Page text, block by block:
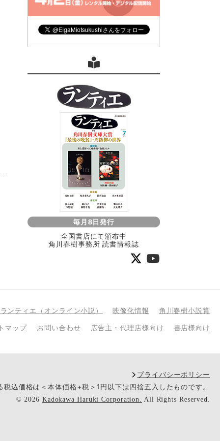
毎月8日発行
全国書店にて頒布中
角川春樹事務所 読書情報誌
ンティエ（オンライン小説） 映像化情報 角川春樹小説賞
マップ お問い合わせ 広告主・代理店様向け 書店様向け
プライバシーポリシー
込価格は＜本体価格+税＞1円以下は四捨五入したものです。
© 2026 Kadokawa Haruki Corporation. All Rights Reserved.